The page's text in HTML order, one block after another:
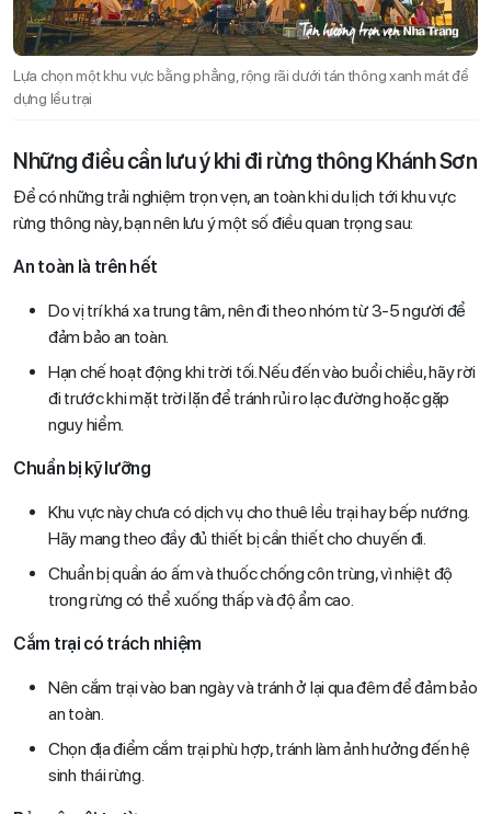
Lựa chọn một khu vực bằng phẳng, rộng rãi dưới tán thông xanh mát để
dựng lều trại
Những điều cần lưu ý khi đi rừng thông Khánh Sơn
Để có những trải nghiệm trọn vẹn, an toàn khi du lịch tới khu vực
rừng thông này, bạn nên lưu ý một số điều quan trọng sau:
An toàn là trên hết
Do vị trí khá xa trung tâm, nên đi theo nhóm từ 3-5 người để
đảm bảo an toàn.
Hạn chế hoạt động khi trời tối. Nếu đến vào buổi chiều, hãy rời
đi trước khi mặt trời lặn để tránh rủi ro lạc đường hoặc gặp
nguy hiểm.
Chuẩn bị kỹ lưỡng
Khu vực này chưa có dịch vụ cho thuê lều trại hay bếp nướng.
Hãy mang theo đầy đủ thiết bị cần thiết cho chuyến đi.
Chuẩn bị quần áo ấm và thuốc chống côn trùng, vì nhiệt độ
trong rừng có thể xuống thấp và độ ẩm cao.
Cắm trại có trách nhiệm
Nên cắm trại vào ban ngày và tránh ở lại qua đêm để đảm bảo
an toàn.
Chọn địa điểm cắm trại phù hợp, tránh làm ảnh hưởng đến hệ
sinh thái rừng.